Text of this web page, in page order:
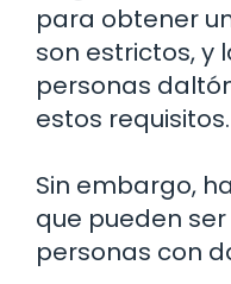
para obtener
son estrictos, y
personas
estos requisitos.
Sin embargo,
que pueden
personas con